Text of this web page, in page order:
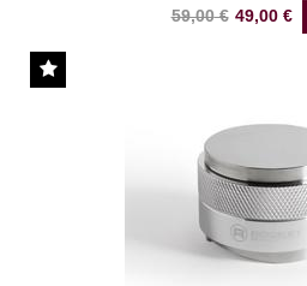
59,00€ 49,00€